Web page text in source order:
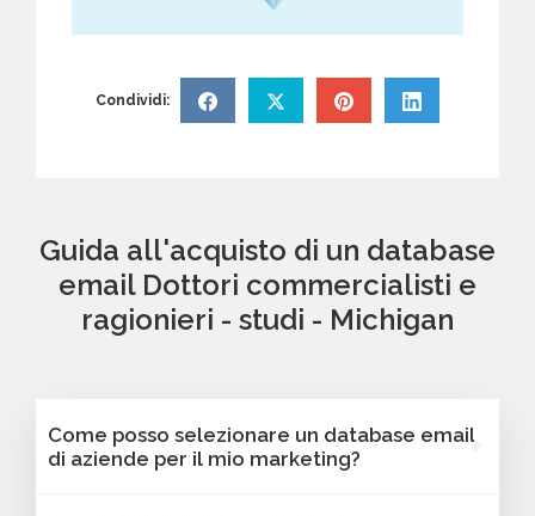
Condividi:
Guida all'acquisto di un database
email Dottori commercialisti e
ragionieri - studi - Michigan
Come posso selezionare un database email
di aziende per il mio marketing?